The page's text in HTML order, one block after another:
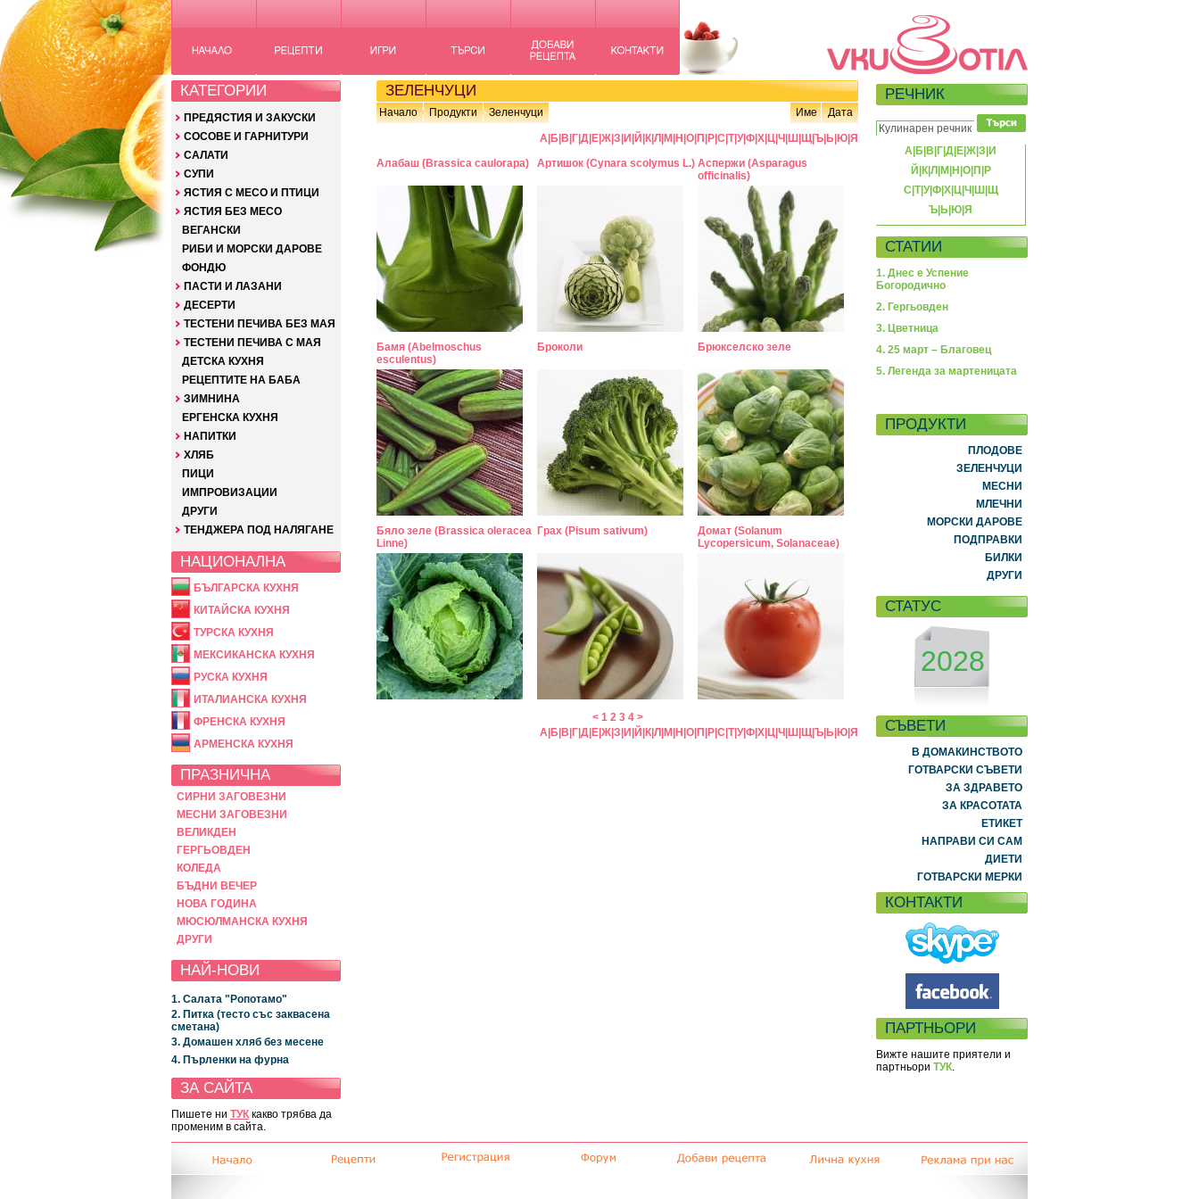
КАТЕГОРИИ
ПРЕДЯСТИЯ И ЗАКУСКИ
СОСОВЕ И ГАРНИТУРИ
САЛАТИ
СУПИ
ЯСТИЯ С МЕСО И ПТИЦИ
ЯСТИЯ БЕЗ МЕСО
ВЕГАНСКИ
РИБИ И МОРСКИ ДАРОВЕ
ФОНДЮ
ПАСТИ И ЛАЗАНИ
ДЕСЕРТИ
ТЕСТЕНИ ПЕЧИВА БЕЗ МАЯ
ТЕСТЕНИ ПЕЧИВА С МАЯ
ДЕТСКА КУХНЯ
РЕЦЕПТИТЕ НА БАБА
ЗИМНИНА
ЕРГЕНСКА КУХНЯ
НАПИТКИ
ХЛЯБ
ПИЦИ
ИМПРОВИЗАЦИИ
ДРУГИ
ТЕНДЖЕРА ПОД НАЛЯГАНЕ
НАЦИОНАЛНА
БЪЛГАРСКА КУХНЯ
КИТАЙСКА КУХНЯ
ТУРСКА КУХНЯ
МЕКСИКАНСКА КУХНЯ
РУСКА КУХНЯ
ИТАЛИАНСКА КУХНЯ
ФРЕНСКА КУХНЯ
АРМЕНСКА КУХНЯ
ПРАЗНИЧНА
СИРНИ ЗАГОВЕЗНИ
МЕСНИ ЗАГОВЕЗНИ
ВЕЛИКДЕН
ГЕРГЬОВДЕН
КОЛЕДА
БЪДНИ ВЕЧЕР
НОВА ГОДИНА
МЮСЮЛМАНСКА КУХНЯ
ДРУГИ
НАЙ-НОВИ
1. Салата "Ропотамо"
2. Питка (тесто със заквасена
сметана)
3. Домашен хляб без месене
4. Пърленки на фурна
ЗА САЙТА
Пишете ни ТУК какво трябва да
променим в сайта.
ЗЕЛЕНЧУЦИ
Начало Продукти Зеленчуци Име Дата
А Б В Г Д Е Ж З И Й К Л М Н О П Р С Т|У|Ф Х Ц Ч Ш Щ Ъ Ь Ю Я
Алабаш (Brassica caulorapa)
Артишок (Cynara scolymus L.) Аспержи (Asparagus
officinalis)
Бамя (Abelmoschus
esculentus)
Броколи Брюкселско зеле
Бяло зеле (Brassica oleracea
Linne)
Грах (Pisum sativum)
Домат (Solanum
Lycopersicum, Solanaceae)
< 1 2 3 4>
А Б В Г Д Е Ж З И Й К Л М Н О П Р С Т|У|Ф Х Ц Ч Ш Щ Ъ Ь Ю Я
РЕЧНИК
А Б В Г Д Е Ж З И
Й К| Л М Н О| П Р
С Т|У|Ф| Х| Ц| Ч Ш Щ
Ъ Ь Ю Я
СТАТИИ
1. Днес е Успение
Богородично
2. Гергьовден
3. Цветница
4. 25 март – Благовец
5. Легенда за мартеницата
ПРОДУКТИ
ПЛОДОВЕ
ЗЕЛЕНЧУЦИ
МЕСНИ
МЛЕЧНИ
МОРСКИ ДАРОВЕ
ПОДПРАВКИ
БИЛКИ
ДРУГИ
СТАТУС
2028
СЪВЕТИ
В ДОМАКИНСТВОТО
ГОТВАРСКИ СЪВЕТИ
ЗА ЗДРАВЕТО
ЗА КРАСОТАТА
ЕТИКЕТ
НАПРАВИ СИ САМ
ДИЕТИ
ГОТВАРСКИ МЕРКИ
КОНТАКТИ
ПАРТНЬОРИ
Вижте нашите приятели и
партньори ТУК.